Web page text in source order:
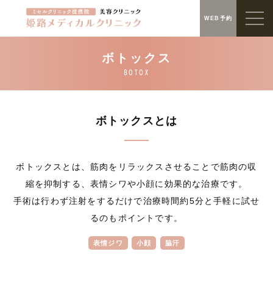
WEB予約
ボトックスとは
ボトックスとは、筋肉をリラックスさせることで筋肉の収
縮を抑制する、表情シワや小顔に効果的な治療です。
手術は行わず注射をするだけで治療時間約5分と手軽に試せ
るのもポイントです。
表情ジワ 小顔 脇汗